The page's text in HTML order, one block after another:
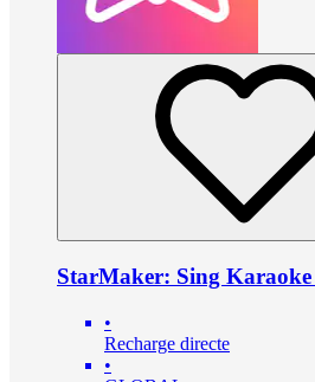
StarMaker: Sing Karaoke
•
Recharge directe
•